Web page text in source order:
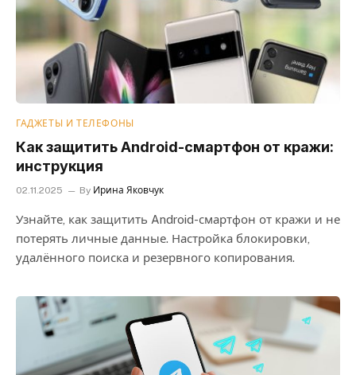
ГАДЖЕТЫ И ТЕЛЕФОНЫ
Как защитить Android-смартфон от кражи:
инструкция
02.11.2025 By Ирина Яковчук
Узнайте, как защитить Android-смартфон от кражи и не
потерять личные данные. Настройка блокировки,
удалённого поиска и резервного копирования.